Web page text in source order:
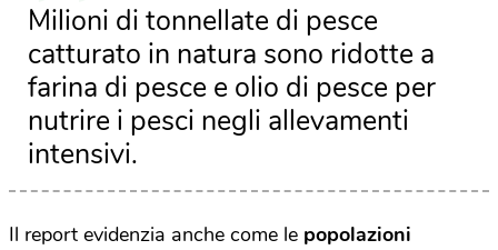
Milioni di tonnellate di pesce
catturato in natura sono ridotte a
farina di pesce e olio di pesce per
nutrire i pesci negli allevamenti
intensivi.
Il report evidenzia anche come le popolazioni